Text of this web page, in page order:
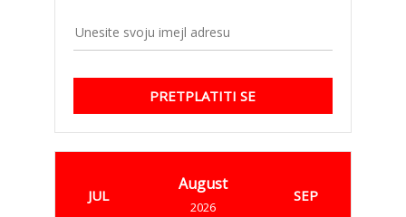
PRETPLATITI SE
JUL
August
2026
SEP